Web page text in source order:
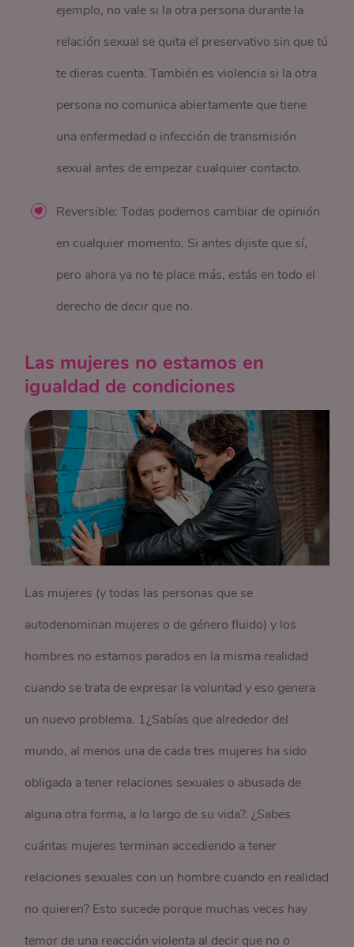
ejemplo, no vale si la otra persona durante la
relación sexual se quita el preservativo sin que tú
te dieras cuenta. También es violencia si la otra
persona no comunica abiertamente que tiene
una enfermedad o infección de transmisión
sexual antes de empezar cualquier contacto.
Reversible: Todas podemos cambiar de opinión
en cualquier momento. Si antes dijiste que sí,
pero ahora ya no te place más, estás en todo el
derecho de decir que no.
Las mujeres no estamos en
igualdad de condiciones
Las mujeres (y todas las personas que se
autodenominan mujeres o de género fluido) y los
hombres no estamos parados en la misma realidad
cuando se trata de expresar la voluntad y eso genera
un nuevo problema. 1¿Sabías que alrededor del
mundo, al menos una de cada tres mujeres ha sido
obligada a tener relaciones sexuales o abusada de
alguna otra forma, a lo largo de su vida?. ¿Sabes
cuántas mujeres terminan accediendo a tener
relaciones sexuales con un hombre cuando en realidad
no quieren? Esto sucede porque muchas veces hay
temor de una reacción violenta al decir que no o